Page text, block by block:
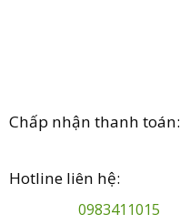
Chấp nhận thanh toán:
Hotline liên hệ:
0983411015